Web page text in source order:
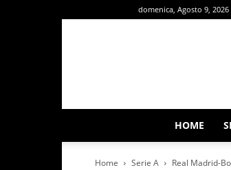
domenica, Agosto 9, 2026
HOME
Home Serie A Real Madrid-